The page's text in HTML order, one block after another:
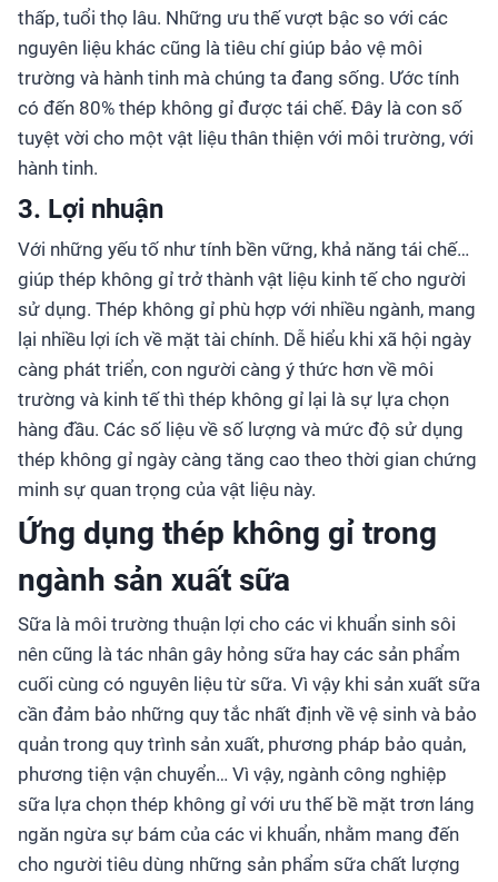
thấp, tuổi thọ lâu. Những ưu thế vượt bậc so với các
nguyên liệu khác cũng là tiêu chí giúp bảo vệ môi
trường và hành tinh mà chúng ta đang sống. Ước tính
có đến 80% thép không gỉ được tái chế. Đây là con số
tuyệt vời cho một vật liệu thân thiện với môi trường, với
hành tinh.
3. Lợi nhuận
Với những yếu tố như tính bền vững, khả năng tái chế…
giúp thép không gỉ trở thành vật liệu kinh tế cho người
sử dụng. Thép không gỉ phù hợp với nhiều ngành, mang
lại nhiều lợi ích về mặt tài chính. Dễ hiểu khi xã hội ngày
càng phát triển, con người càng ý thức hơn về môi
trường và kinh tế thì thép không gỉ lại là sự lựa chọn
hàng đầu. Các số liệu về số lượng và mức độ sử dụng
thép không gỉ ngày càng tăng cao theo thời gian chứng
minh sự quan trọng của vật liệu này.
Ứng dụng thép không gỉ trong
ngành sản xuất sữa
Sữa là môi trường thuận lợi cho các vi khuẩn sinh sôi
nên cũng là tác nhân gây hỏng sữa hay các sản phẩm
cuối cùng có nguyên liệu từ sữa. Vì vậy khi sản xuất sữa
cần đảm bảo những quy tắc nhất định về vệ sinh và bảo
quản trong quy trình sản xuất, phương pháp bảo quản,
phương tiện vận chuyển… Vì vậy, ngành công nghiệp
sữa lựa chọn thép không gỉ với ưu thế bề mặt trơn láng
ngăn ngừa sự bám của các vi khuẩn, nhằm mang đến
cho người tiêu dùng những sản phẩm sữa chất lượng